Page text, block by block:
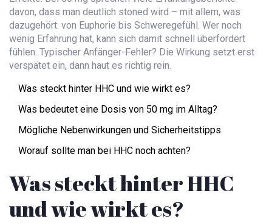
davon, dass man deutlich stoned wird – mit allem, was
dazugehört: von Euphorie bis Schweregefühl. Wer noch
wenig Erfahrung hat, kann sich damit schnell überfordert
fühlen. Typischer Anfänger-Fehler? Die Wirkung setzt erst
verspätet ein, dann haut es richtig rein.
Was steckt hinter HHC und wie wirkt es?
Was bedeutet eine Dosis von 50 mg im Alltag?
Mögliche Nebenwirkungen und Sicherheitstipps
Worauf sollte man bei HHC noch achten?
Was steckt hinter HHC
und wie wirkt es?